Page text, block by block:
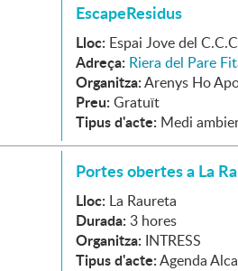
EscapeResidus
Lloc: Espai Jove del
Adreça: Riera del Pare
Organitza:Arenys Ho
Preu: Gratuït
Tipus d'acte: Medi
Portes obertes a La
Lloc: La Raureta
Durada: 3 hores
Organitza: INTRESS
Tipus d'acte:Agenda